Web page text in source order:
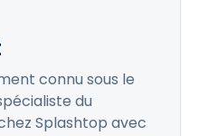
connu sous le
du
Splashtop avec